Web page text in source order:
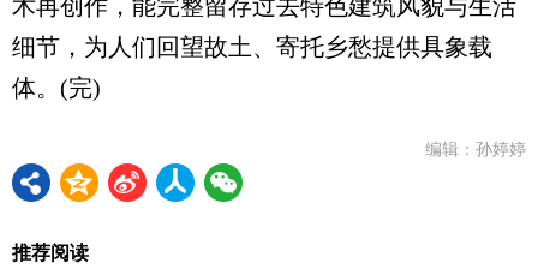
术再创作，能完整留存过去特色建筑风貌与生活
细节，为人们回望故土、寄托乡愁提供具象载
体。(完)
编辑：孙婷婷
推荐阅读